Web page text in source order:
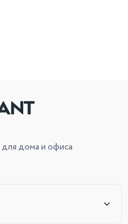
для дома и офиса